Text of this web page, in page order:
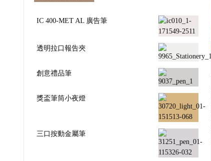
IC 400-MET AL 廣告筆
透明拉口報告夾
創意禮品筆
獎盃筆筒小夜燈
三口按動金屬筆